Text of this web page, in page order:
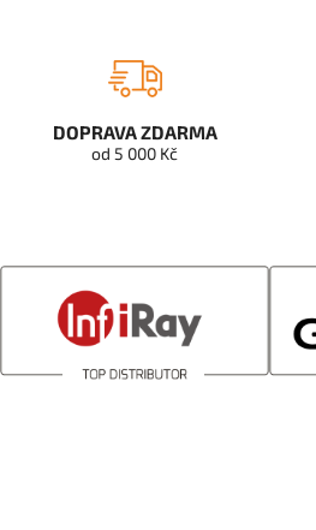
DOPRAVA ZDARMA
od 5 000 Kč